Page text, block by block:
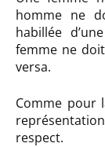
homme ne
habillée
femme ne
versa.
Comme pour
respect.